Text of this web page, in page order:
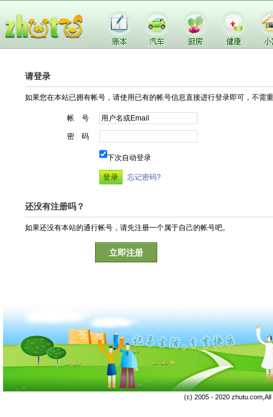
请登录
如果您在本站已拥有帐号，请使用已有的帐号信息直接进行登录即可，不需
帐 号
密 码
下次自动登录
忘记密码?
还没有注册吗？
如果还没有本站的通行帐号，请先注册一个属于自己的帐号吧。
立即注册
(c) 2005 - 2020